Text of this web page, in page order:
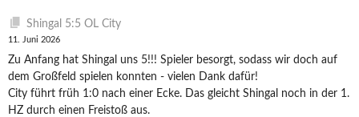
Shingal 5:5 OL City
11. Juni 2026
Zu Anfang hat Shingal uns 5!!! Spieler besorgt, sodass wir doch auf
dem Großfeld spielen konnten - vielen Dank dafür!
City führt früh 1:0 nach einer Ecke. Das gleicht Shingal noch in der 1.
HZ durch einen Freistoß aus.